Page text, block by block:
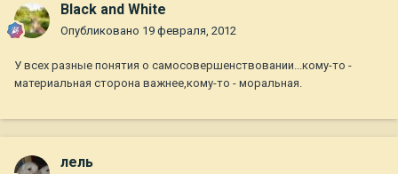
Black and White
Опубликовано 19 февраля, 2012
У всех разные понятия о самосовершенствовании...кому-то -
материальная сторона важнее,кому-то - моральная.
лель